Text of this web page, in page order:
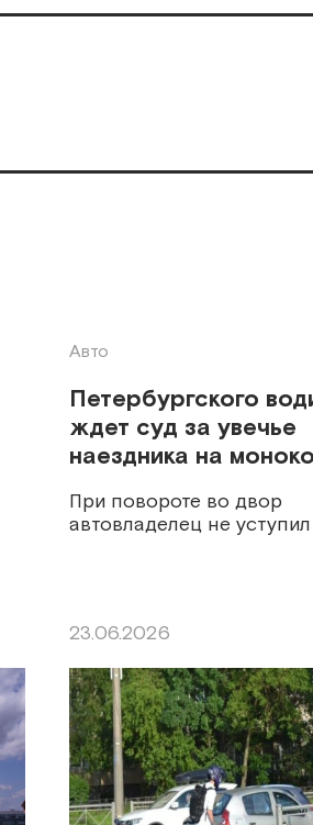
Авто
Петербургского
ждет суд за увечье
наездника на
При повороте во двор
автовладелец не
23.06.2026